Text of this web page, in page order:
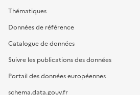
Thématiques
Données de référence
Catalogue de données
Suivre les publications des données
Portail des données européennes
schema.data.gouv.fr